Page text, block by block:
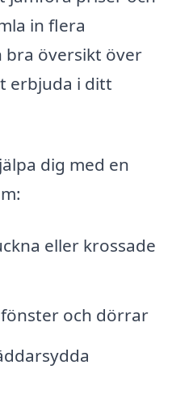
in flera
bra översikt över
erbjuda i ditt
dig med en
eller krossade
och dörrar